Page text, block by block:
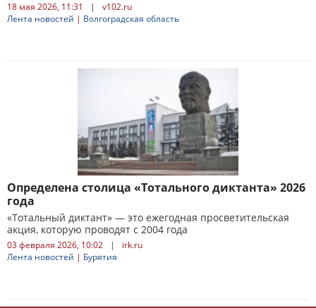
18 мая 2026, 11:31 |
v102.ru
Лента новостей | Волгоградская область
Определена столица «Тотального диктанта» 2026
года
«Тотальный диктант» — это ежегодная просветительская
акция, которую проводят с 2004 года
03 февраля 2026, 10:02 |
irk.ru
Лента новостей | Бурятия